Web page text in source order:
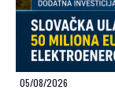
05/08/2026